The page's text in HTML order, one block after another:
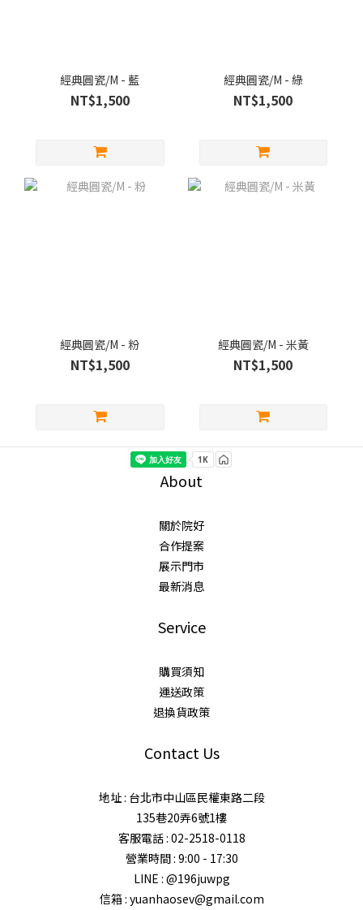
經典圓瓷/M - 藍
NT$1,500
經典圓瓷/M - 綠
NT$1,500
經典圓瓷/M - 粉
NT$1,500
經典圓瓷/M - 米黃
NT$1,500
About
關於院好
合作提案
展示門市
最新消息
Service
購買須知
運送政策
退換貨政策
Contact Us
地址 : 台北市中山區民權東路二段
135巷20弄6號1樓
客服電話 : 02-2518-0118
營業時間 : 9:00 - 17:30
LINE : @196juwpg
信箱 : yuanhaosev@gmail.com